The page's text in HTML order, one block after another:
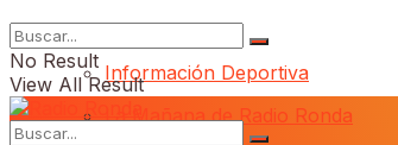
Informativos
Información Deportiva
La Mañana de Radio Ronda
No Result
View All Result